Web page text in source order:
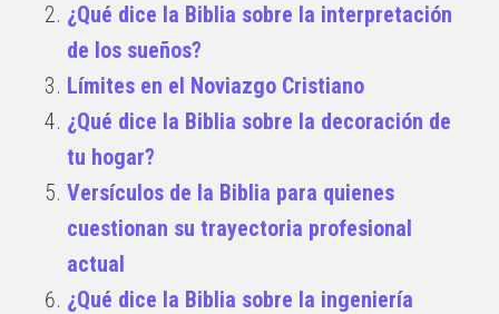
¿Qué dice la Biblia sobre la interpretación
de los sueños?
Límites en el Noviazgo Cristiano
¿Qué dice la Biblia sobre la decoración de
tu hogar?
Versículos de la Biblia para quienes
cuestionan su trayectoria profesional
actual
¿Qué dice la Biblia sobre la ingeniería